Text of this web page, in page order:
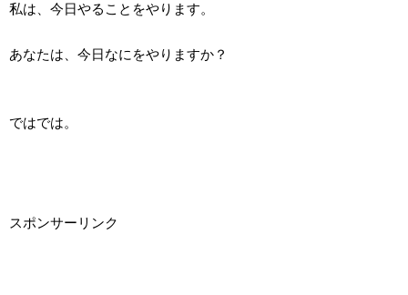
私は、今日やることをやります。
あなたは、今日なにをやりますか？
ではでは。
スポンサーリンク